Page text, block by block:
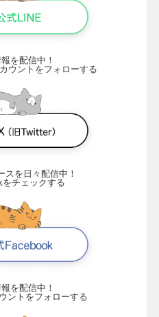
を配信中！
ウントをフォローする
スを日々配信中！
チェックする
を配信中！
ントをフォローする